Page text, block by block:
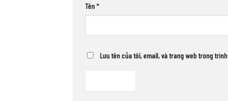
Tên*
Lưu tên của tôi, email, và trang web trong